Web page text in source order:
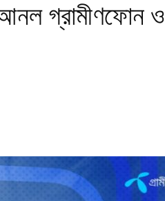
আনল গ্রামীণফোন ও